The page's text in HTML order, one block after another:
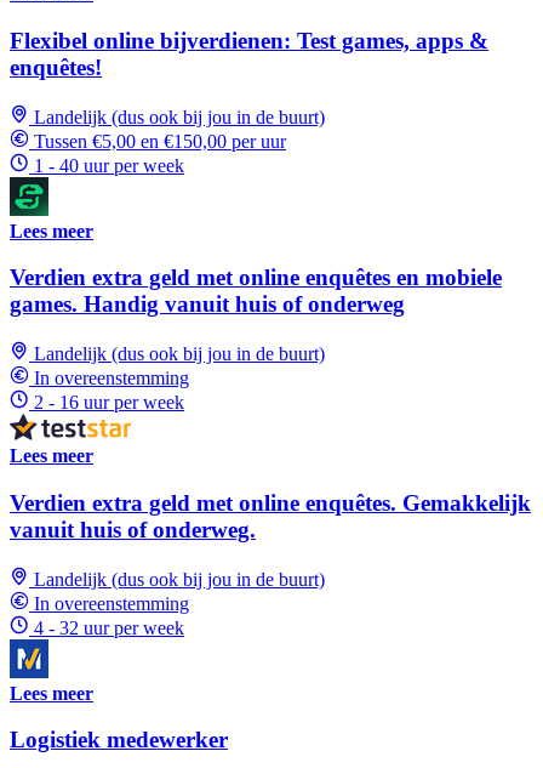
Flexibel online bijverdienen: Test games, apps &
enquêtes!
Landelijk (dus ook bij jou in de buurt)
Tussen €5,00 en €150,00 per uur
1 - 40 uur per week
Lees meer
Verdien extra geld met online enquêtes en mobiele
games. Handig vanuit huis of onderweg
Landelijk (dus ook bij jou in de buurt)
In overeenstemming
2 - 16 uur per week
Lees meer
Verdien extra geld met online enquêtes. Gemakkelijk
vanuit huis of onderweg.
Landelijk (dus ook bij jou in de buurt)
In overeenstemming
4 - 32 uur per week
Lees meer
Logistiek medewerker